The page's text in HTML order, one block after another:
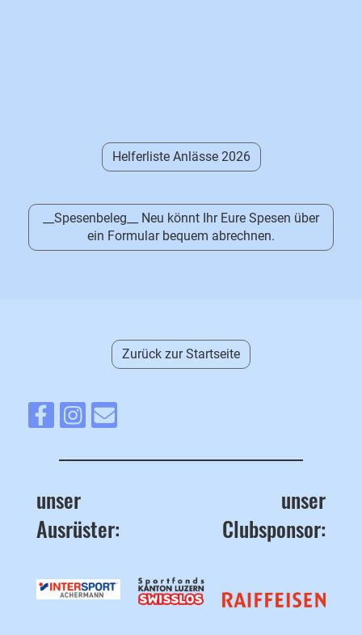
Helferliste Anlässe 2026
__Spesenbeleg__ Neu könnt Ihr Eure Spesen über
ein Formular bequem abrechnen.
Zurück zur Startseite
unser
Ausrüster:
unser
Clubsponsor: